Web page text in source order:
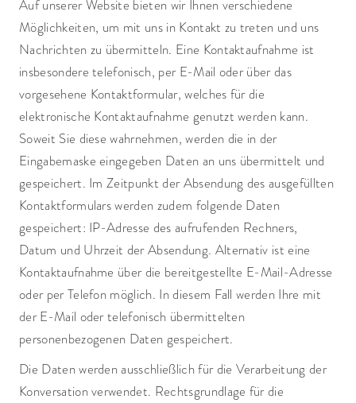
Auf unserer Website bieten wir Ihnen verschiedene
Möglichkeiten, um mit uns in Kontakt zu treten und uns
Nachrichten zu übermitteln. Eine Kontaktaufnahme ist
insbesondere telefonisch, per E-Mail oder über das
vorgesehene Kontaktformular, welches für die
elektronische Kontaktaufnahme genutzt werden kann.
Soweit Sie diese wahrnehmen, werden die in der
Eingabemaske eingegeben Daten an uns übermittelt und
gespeichert. Im Zeitpunkt der Absendung des ausgefüllten
Kontaktformulars werden zudem folgende Daten
gespeichert: IP-Adresse des aufrufenden Rechners,
Datum und Uhrzeit der Absendung. Alternativ ist eine
Kontaktaufnahme über die bereitgestellte E-Mail-Adresse
oder per Telefon möglich. In diesem Fall werden Ihre mit
der E-Mail oder telefonisch übermittelten
personenbezogenen Daten gespeichert.
Die Daten werden ausschließlich für die Verarbeitung der
Konversation verwendet. Rechtsgrundlage für die